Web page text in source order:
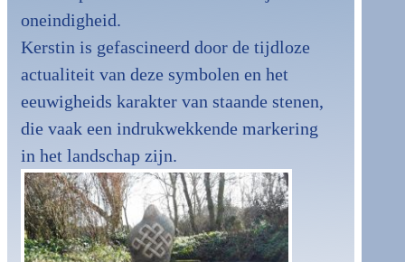
oneindigheid.
Kerstin is gefascineerd door de tijdloze
actualiteit van deze symbolen en het
eeuwigheids karakter van staande stenen,
die vaak een indrukwekkende markering
in het landschap zijn.